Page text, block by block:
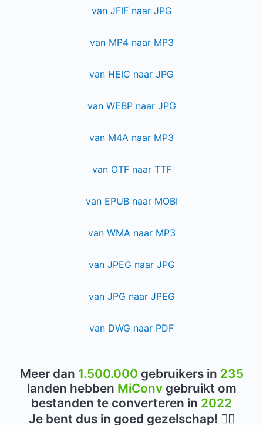
van JFIF naar JPG
van MP4 naar MP3
van HEIC naar JPG
van WEBP naar JPG
van M4A naar MP3
van OTF naar TTF
van EPUB naar MOBI
van WMA naar MP3
van JPEG naar JPG
van JPG naar JPEG
van DWG naar PDF
Meer dan 1.500.000 gebruikers in 235
landen hebben MiConvgebruikt om
bestanden te converteren in 2022
Je bent dus in goed gezelschap! 👍🏻